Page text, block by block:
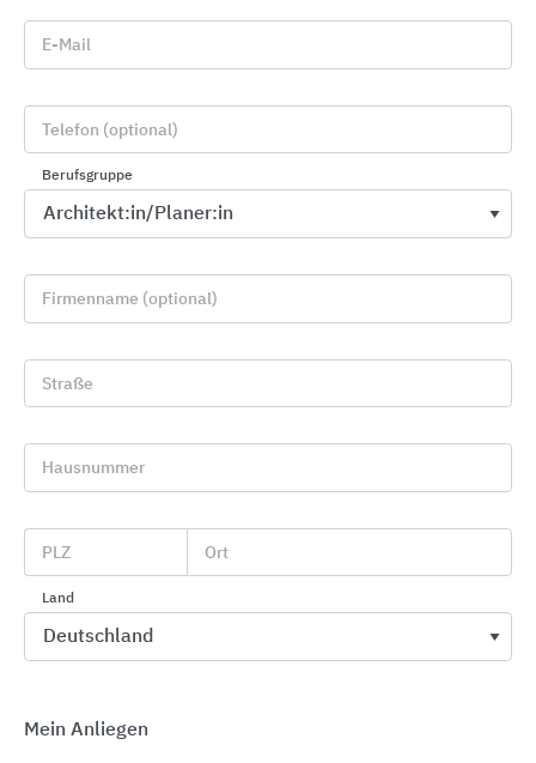
Innenraumgestaltung
CAPAROL Farben Lacke Bautenschutz
E-Mail
Telefon (optional)
Berufsgruppe
Firmenname (optional)
Straße
Hausnummer
PLZ Ort
Land
Mein Anliegen